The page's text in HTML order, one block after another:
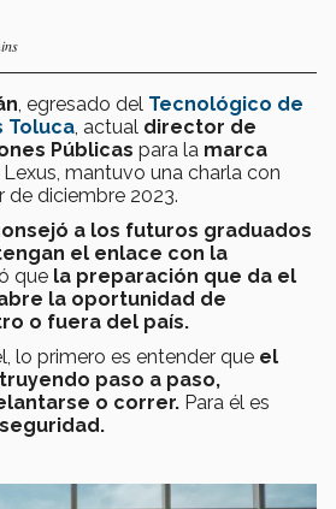
, egresado del Tecnológico de
Toluca , actual director de
Públicas para la marca
Lexus, mantuvo una charla con
de diciembre 2023.
a los futuros graduados
el enlace con la
que la preparación que da el
la oportunidad de
o fuera del país.
lo primero es entender que el
paso a paso,
o correr. Para él es